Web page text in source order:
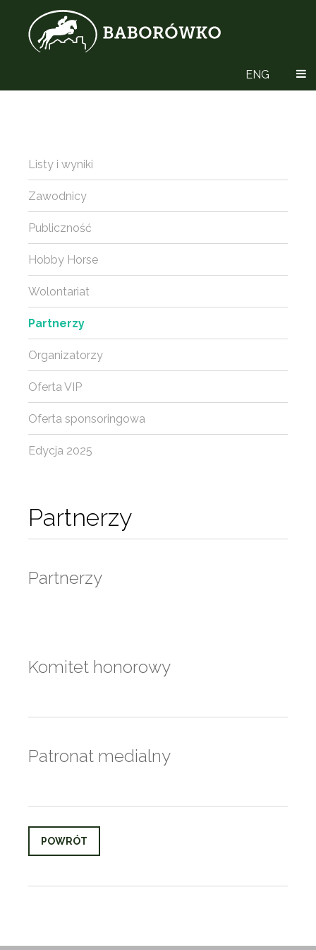
ENG
Partnerzy
Partnerzy
Komitet honorowy
Patronat medialny
POWRÓT
Listy i wyniki
Zawodnicy
Publiczność
Hobby Horse
Wolontariat
Partnerzy
Organizatorzy
Oferta VIP
Oferta sponsoringowa
Edycja 2025